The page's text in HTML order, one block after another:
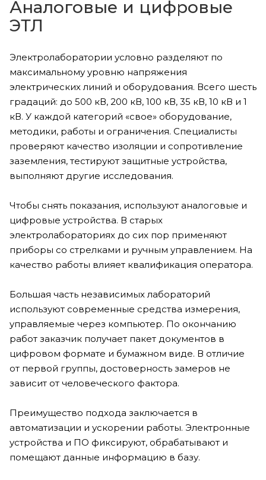
Аналоговые и цифровые
ЭТЛ
Электролаборатории условно разделяют по
максимальному уровню напряжения
электрических линий и оборудования. Всего шесть
градаций: до 500 кВ, 200 кВ, 100 кВ, 35 кВ, 10 кВ и 1
кВ. У каждой категорий «свое» оборудование,
методики, работы и ограничения. Специалисты
проверяют качество изоляции и сопротивление
заземления, тестируют защитные устройства,
выполняют другие исследования.
Чтобы снять показания, используют аналоговые и
цифровые устройства. В старых
электролабораториях до сих пор применяют
приборы со стрелками и ручным управлением. На
качество работы влияет квалификация оператора.
Большая часть независимых лабораторий
используют современные средства измерения,
управляемые через компьютер. По окончанию
работ заказчик получает пакет документов в
цифровом формате и бумажном виде. В отличие
от первой группы, достоверность замеров не
зависит от человеческого фактора.
Преимущество подхода заключается в
автоматизации и ускорении работы. Электронные
устройства и ПО фиксируют, обрабатывают и
помещают данные информацию в базу.